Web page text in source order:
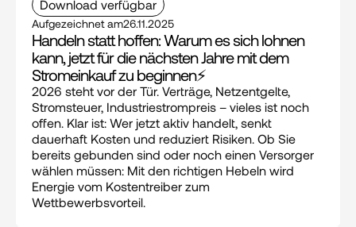
Download verfügbar
Aufgezeichnet am26.11.2025
Handeln statt hoffen: Warum es sich lohnen
kann, jetzt für die nächsten Jahre mit dem
Stromeinkauf zu beginnen⚡
2026 steht vor der Tür. Verträge, Netzentgelte,
Stromsteuer, Industriestrompreis – vieles ist noch
offen. Klar ist: Wer jetzt aktiv handelt, senkt
dauerhaft Kosten und reduziert Risiken. Ob Sie
bereits gebunden sind oder noch einen Versorger
wählen müssen: Mit den richtigen Hebeln wird
Energie vom Kostentreiber zum
Wettbewerbsvorteil.